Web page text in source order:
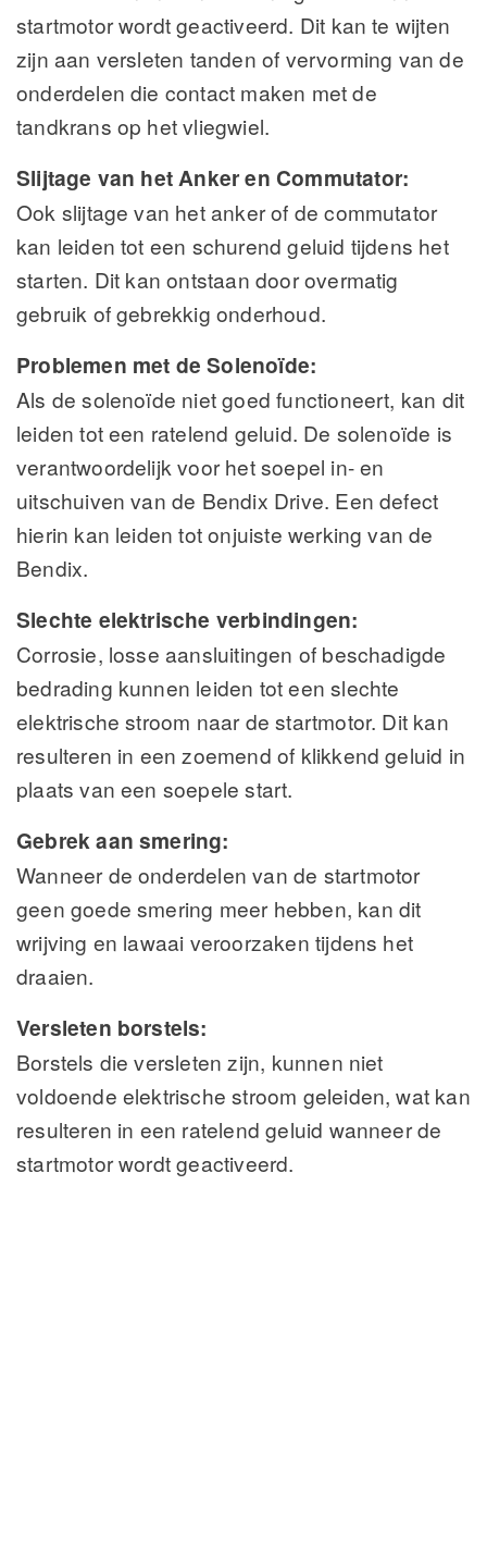
startmotor wordt geactiveerd. Dit kan te wijten
zijn aan versleten tanden of vervorming van de
onderdelen die contact maken met de
tandkrans op het vliegwiel.
Slijtage van het Anker en Commutator:
Ook slijtage van het anker of de commutator
kan leiden tot een schurend geluid tijdens het
starten. Dit kan ontstaan door overmatig
gebruik of gebrekkig onderhoud.
Problemen met de Solenoïde:
Als de solenoïde niet goed functioneert, kan dit
leiden tot een ratelend geluid. De solenoïde is
verantwoordelijk voor het soepel in- en
uitschuiven van de Bendix Drive. Een defect
hierin kan leiden tot onjuiste werking van de
Bendix.
Slechte elektrische verbindingen:
Corrosie, losse aansluitingen of beschadigde
bedrading kunnen leiden tot een slechte
elektrische stroom naar de startmotor. Dit kan
resulteren in een zoemend of klikkend geluid in
plaats van een soepele start.
Gebrek aan smering:
Wanneer de onderdelen van de startmotor
geen goede smering meer hebben, kan dit
wrijving en lawaai veroorzaken tijdens het
draaien.
Versleten borstels:
Borstels die versleten zijn, kunnen niet
voldoende elektrische stroom geleiden, wat kan
resulteren in een ratelend geluid wanneer de
startmotor wordt geactiveerd.